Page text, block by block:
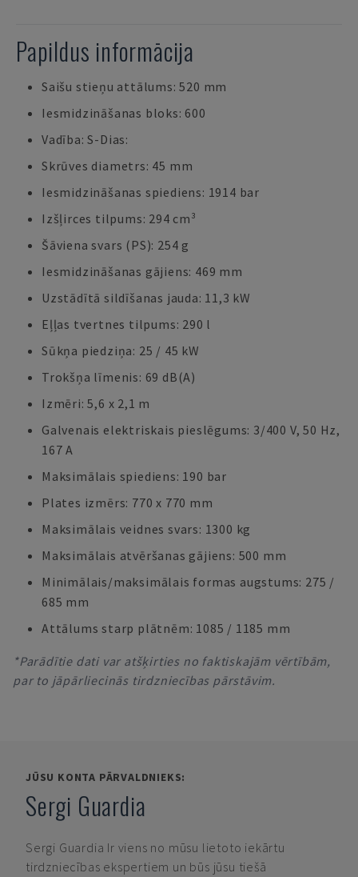
Papildus informācija
Saišu stieņu attālums: 520 mm
Iesmidzināšanas bloks: 600
Vadība: S-Dias:
Skrūves diametrs: 45 mm
Iesmidzināšanas spiediens: 1914 bar
Izšļirces tilpums: 294 cm³
Šāviena svars (PS): 254 g
Iesmidzināšanas gājiens: 469 mm
Uzstādītā sildīšanas jauda: 11,3 kW
Eļļas tvertnes tilpums: 290 l
Sūkņa piedziņa: 25 / 45 kW
Trokšņa līmenis: 69 dB(A)
Izmēri: 5,6 x 2,1 m
Galvenais elektriskais pieslēgums: 3/400 V, 50 Hz,
167 A
Maksimālais spiediens: 190 bar
Plates izmērs: 770 x 770 mm
Maksimālais veidnes svars: 1300 kg
Maksimālais atvēršanas gājiens: 500 mm
Minimālais/maksimālais formas augstums: 275 /
685 mm
Attālums starp plātnēm: 1085 / 1185 mm
*Parādītie dati var atšķirties no faktiskajām vērtībām,
par to jāpārliecinās tirdzniecības pārstāvim.
JŪSU KONTA PĀRVALDNIEKS:
Sergi Guardia
Sergi Guardia Ir viens no mūsu lietoto iekārtu
tirdzniecības ekspertiem un būs jūsu tiešā